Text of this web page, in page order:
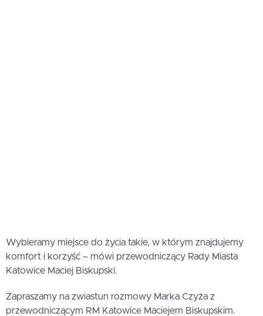
Wybieramy miejsce do życia takie, w którym znajdujemy
komfort i korzyść – mówi przewodniczący Rady Miasta
Katowice Maciej Biskupski.
Zapraszamy na zwiastun rozmowy Marka Czyża z
przewodniczącym RM Katowice Maciejem Biskupskim.